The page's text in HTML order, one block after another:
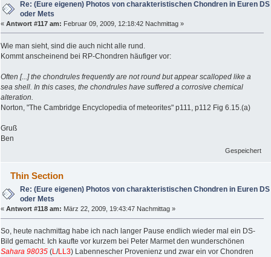
Re: (Eure eigenen) Photos von charakteristischen Chondren in Euren DS
oder Mets
« Antwort #117 am: Februar 09, 2009, 12:18:42 Nachmittag »
Wie man sieht, sind die auch nicht alle rund.
Kommt anscheinend bei RP-Chondren häufiger vor:
Often [...] the chondrules frequently are not round but appear scalloped like a
sea shell. In this cases, the chondrules have suffered a corrosive chemical
alteration.
Norton, "The Cambridge Encyclopedia of meteorites" p111, p112 Fig 6.15.(a)
Gruß
Ben
Gespeichert
Thin Section
Re: (Eure eigenen) Photos von charakteristischen Chondren in Euren DS
oder Mets
« Antwort #118 am: März 22, 2009, 19:43:47 Nachmittag »
So, heute nachmittag habe ich nach langer Pause endlich wieder mal ein DS-
Bild gemacht. Ich kaufte vor kurzem bei Peter Marmet den wunderschönen
Sahara 98035 (L/LL3) Labennescher Provenienz und zwar ein vor Chondren